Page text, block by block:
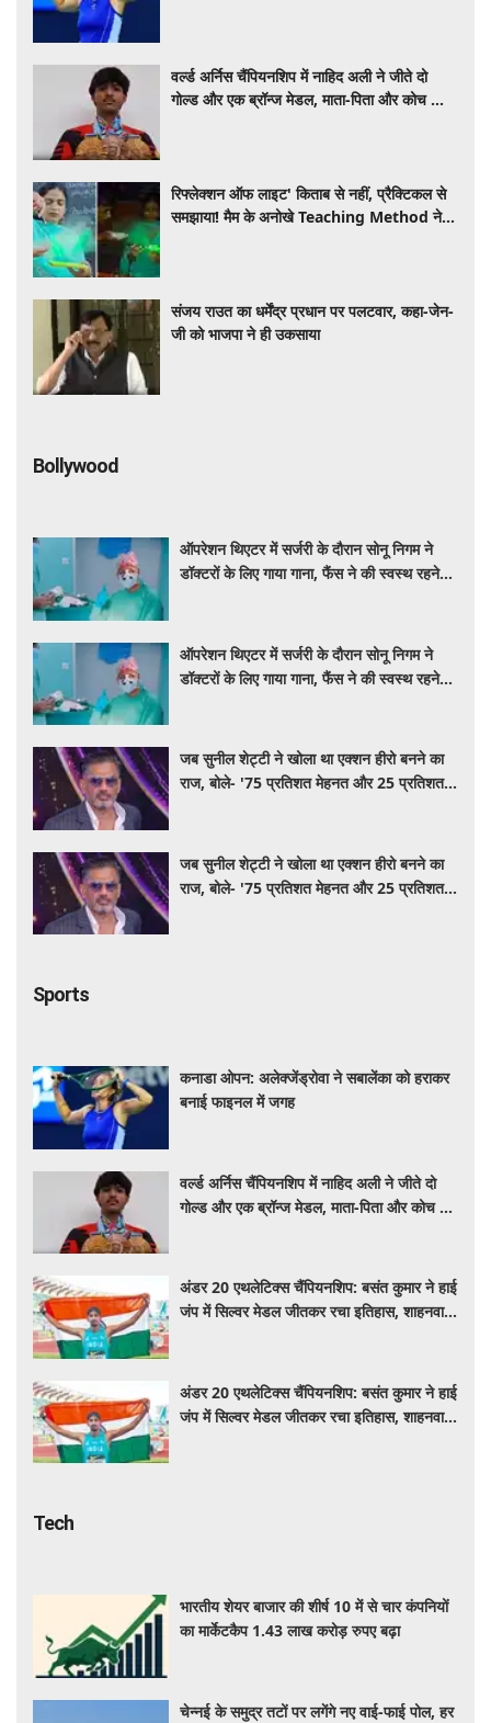
वर्ल्ड अर्निस चैंपियनशिप में नाहिद अली ने जीते दो
गोल्ड और एक ब्रॉन्ज मेडल, माता-पिता और कोच को
रिफ्लेक्शन ऑफ लाइट' किताब से नहीं, प्रैक्टिकल से
समझाया! मैम के अनोखे Teaching Method ने
संजय राउत का धर्मेंद्र प्रधान पर पलटवार, कहा-जेन-
जी को भाजपा ने ही उकसाया
Bollywood
ऑपरेशन थिएटर में सर्जरी के दौरान सोनू निगम ने
डॉक्टरों के लिए गाया गाना, फैंस ने की स्वस्थ रहने
ऑपरेशन थिएटर में सर्जरी के दौरान सोनू निगम ने
डॉक्टरों के लिए गाया गाना, फैंस ने की स्वस्थ रहने
जब सुनील शेट्टी ने खोला था एक्शन हीरो बनने का
राज, बोले- '75 प्रतिशत मेहनत और 25 प्रतिशत
जब सुनील शेट्टी ने खोला था एक्शन हीरो बनने का
राज, बोले- '75 प्रतिशत मेहनत और 25 प्रतिशत
Sports
कनाडा ओपन: अलेक्जेंड्रोवा ने सबालेंका को हराकर
बनाई फाइनल में जगह
वर्ल्ड अर्निस चैंपियनशिप में नाहिद अली ने जीते दो
गोल्ड और एक ब्रॉन्ज मेडल, माता-पिता और कोच को
अंडर 20 एथलेटिक्स चैंपियनशिप: बसंत कुमार ने हाई
जंप में सिल्वर मेडल जीतकर रचा इतिहास, शाहनवाज
अंडर 20 एथलेटिक्स चैंपियनशिप: बसंत कुमार ने हाई
जंप में सिल्वर मेडल जीतकर रचा इतिहास, शाहनवाज
Tech
भारतीय शेयर बाजार की शीर्ष 10 में से चार कंपनियों
का मार्केटकैप 1.43 लाख करोड़ रुपए बढ़ा
चेन्नई के समुद्र तटों पर लगेंगे नए वाई-फाई पोल, हर